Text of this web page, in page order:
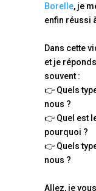
Borelle, je
enfin réussi
Dans cette
et je
souvent :
👉 Quels
nous ?
👉 Quel est
pourquoi ?
👉 Quels
nous ?
Allez, je